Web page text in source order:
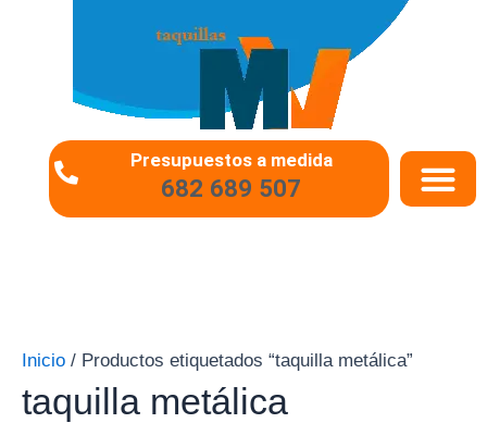
Presupuestos a medida
682 689 507
Inicio / Productos etiquetados “taquilla metálica”
taquilla metálica